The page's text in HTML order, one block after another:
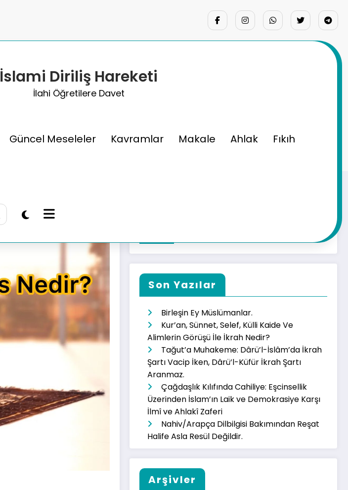
İslami Diriliş Hareketi
İlahi Öğretilere Davet
Güncel Meseleler Kavramlar Makale Ahlak Fıkıh
Son Yazılar
Birleşin Ey Müslümanlar.
Kur’an, Sünnet, Selef, Külli Kaide Ve
Alimlerin Görüşü İle İkrah Nedir?
Tağut’a Muhakeme: Dârü’l-İslâm’da İkrah
Şartı Vacip İken, Dârü’l-Küfür İkrah Şartı
Aranmaz.
Çağdaşlık Kılıfında Cahiliye: Eşcinsellik
Üzerinden İslam’ın Laik ve Demokrasiye Karşı
İlmî ve Ahlakî Zaferi
Nahiv/Arapça Dilbilgisi Bakımından Reşat
Halife Asla Resül Değildir.
Arşivler